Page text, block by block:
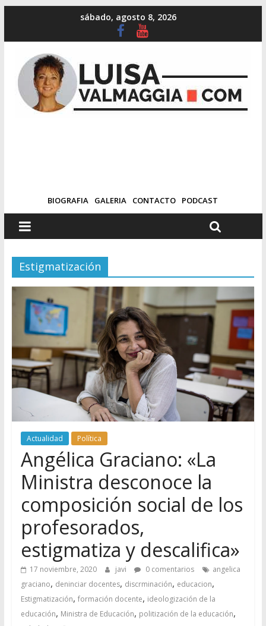
sábado, agosto 8, 2026
BIOGRAFIA GALERIA CONTACTO PODCAST
Estigmatización
Actualidad Política
Angélica Graciano: «La
Ministra desconoce la
composición social de los
profesorados,
estigmatiza y descalifica»
17 noviembre, 2020 javi 0 comentarios
angelica
graciano, deninciar docentes, discrminación, educacion,
Estigmatización, formación docente, ideologización de la
educación, Ministra de Educación, politización de la educación,